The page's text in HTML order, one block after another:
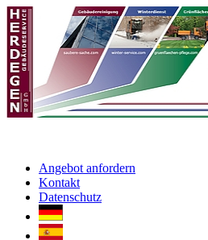
Angebot anfordern
Kontakt
Datenschutz